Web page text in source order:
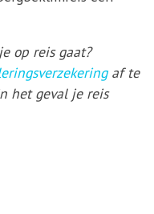
op reis gaat?
af te
het geval je reis